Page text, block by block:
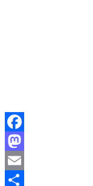
Facebook
Mastodon
Email